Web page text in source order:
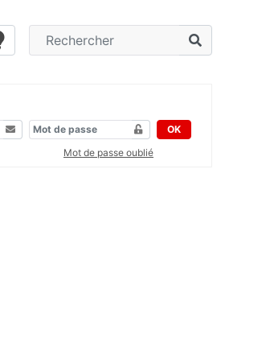
OK
Mot de passe oublié